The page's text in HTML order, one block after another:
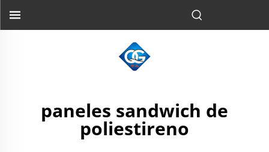
paneles sandwich de
poliestireno